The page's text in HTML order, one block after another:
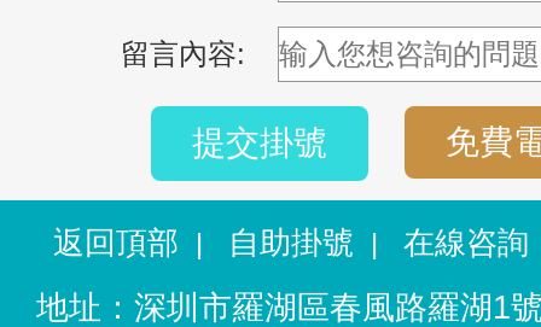
留言內容:
提交掛號 免費
返回頂部 | 自助掛號 |
在線咨詢
地址：深圳市羅湖區春風路羅湖1